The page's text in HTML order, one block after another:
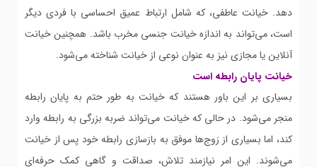
دهد. خیانت عاطفی، که شامل ارتباط عمیق احساسی با فردی دیگر
است، می‌تواند به اندازه خیانت جنسی مخرب باشد. همچنین خیانت
آنلاین یا مجازی نیز به عنوان نوعی از خیانت شناخته می‌شود.
خیانت پایان رابطه است
بسیاری بر این باور هستند که خیانت به طور حتم به پایان رابطه
منجر می‌شود. در حالی که خیانت می‌تواند ضربه بزرگی به رابطه وارد
کند، اما بسیاری از زوج‌ها موفق به بازسازی رابطه خود پس از خیانت
می‌شوند. این امر نیازمند تلاش، صداقت و گاهی کمک حرفه‌ای